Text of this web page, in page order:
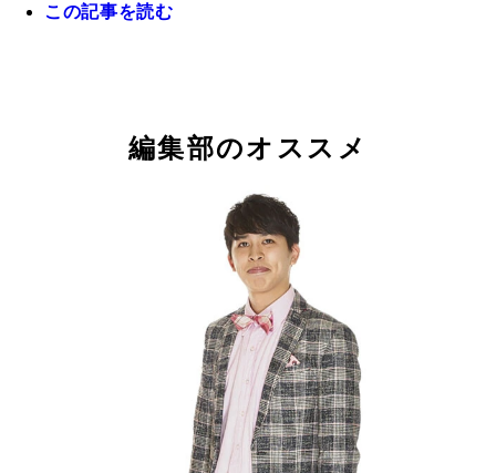
この記事を読む
編集部のオススメ